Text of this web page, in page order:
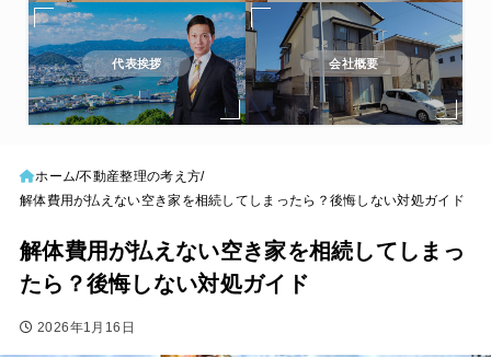
代表挨拶 会社概要
ホーム 不動産整理の考え方
解体費用が払えない空き家を相続してしまったら？後悔しない対処ガイド
解体費用が払えない空き家を相続してしまっ
たら？後悔しない対処ガイド
2026年1月16日